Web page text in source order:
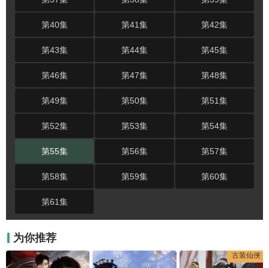
第40集 第41集 第42集
第43集 第44集 第45集
第46集 第47集 第48集
第49集 第50集 第51集
第52集 第53集 第54集
第55集 第56集 第57集
第58集 第59集 第60集
第61集
为你推荐
古装仙侠